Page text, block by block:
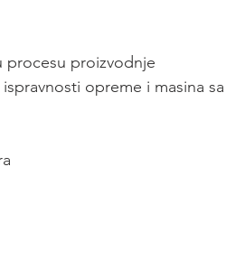
procesu proizvodnje
opreme i masina